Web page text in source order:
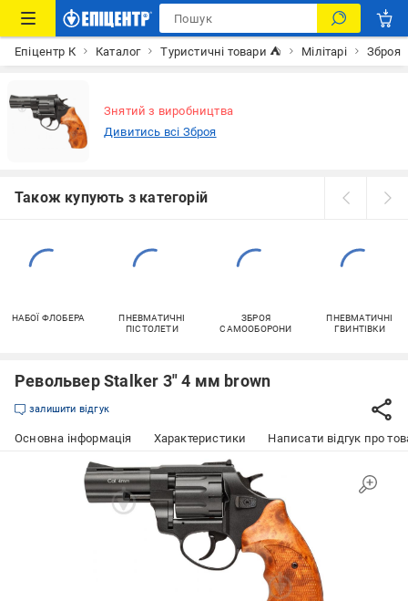
Епіцентр К Каталог Туристичні товари ⛺ Мілітарі Зброя
Знятий з виробництва
Дивитись всі Зброя
Також купують з категорій
НАБОЇ ФЛОБЕРА
ПНЕВМАТИЧНІ
ПІСТОЛЕТИ
ЗБРОЯ
САМООБОРОНИ
ПНЕВМАТИЧНІ
ГВИНТІВКИ
Револьвер Stalker 3" 4 мм brown
залишити відгук
Основна інформація Характеристики Написати відгук про